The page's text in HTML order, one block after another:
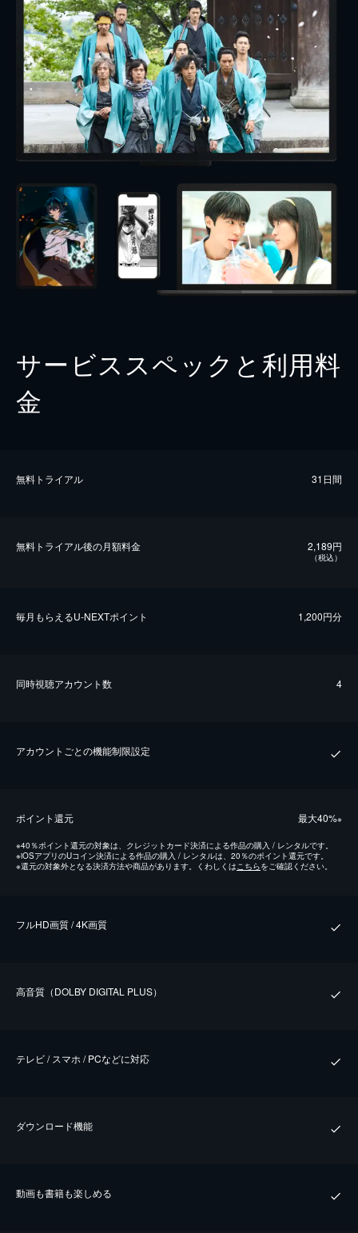
サービススペックと利用料
金
無料トライアル 31日間
無料トライアル後の⽉額料金 2,189円
（税込）
毎⽉もらえるU-NEXTポイント 1,200円分
同時視聴アカウント数 4
アカウントごとの機能制限設定
ポイント還元 最⼤40%※
※40％ポイント還元の対象は、クレジットカード決済による作品の購入 / レンタルです。
※iOSアプリのUコイン決済による作品の購入 / レンタルは、20％のポイント還元です。
※還元の対象外となる決済方法や商品があります。くわしくはこちらをご確認ください。
フルHD画質 / 4K画質
⾼⾳質（DOLBY DIGITAL PLUS）
テレビ / スマホ / PCなどに対応
ダウンロード機能
動画も書籍も楽しめる